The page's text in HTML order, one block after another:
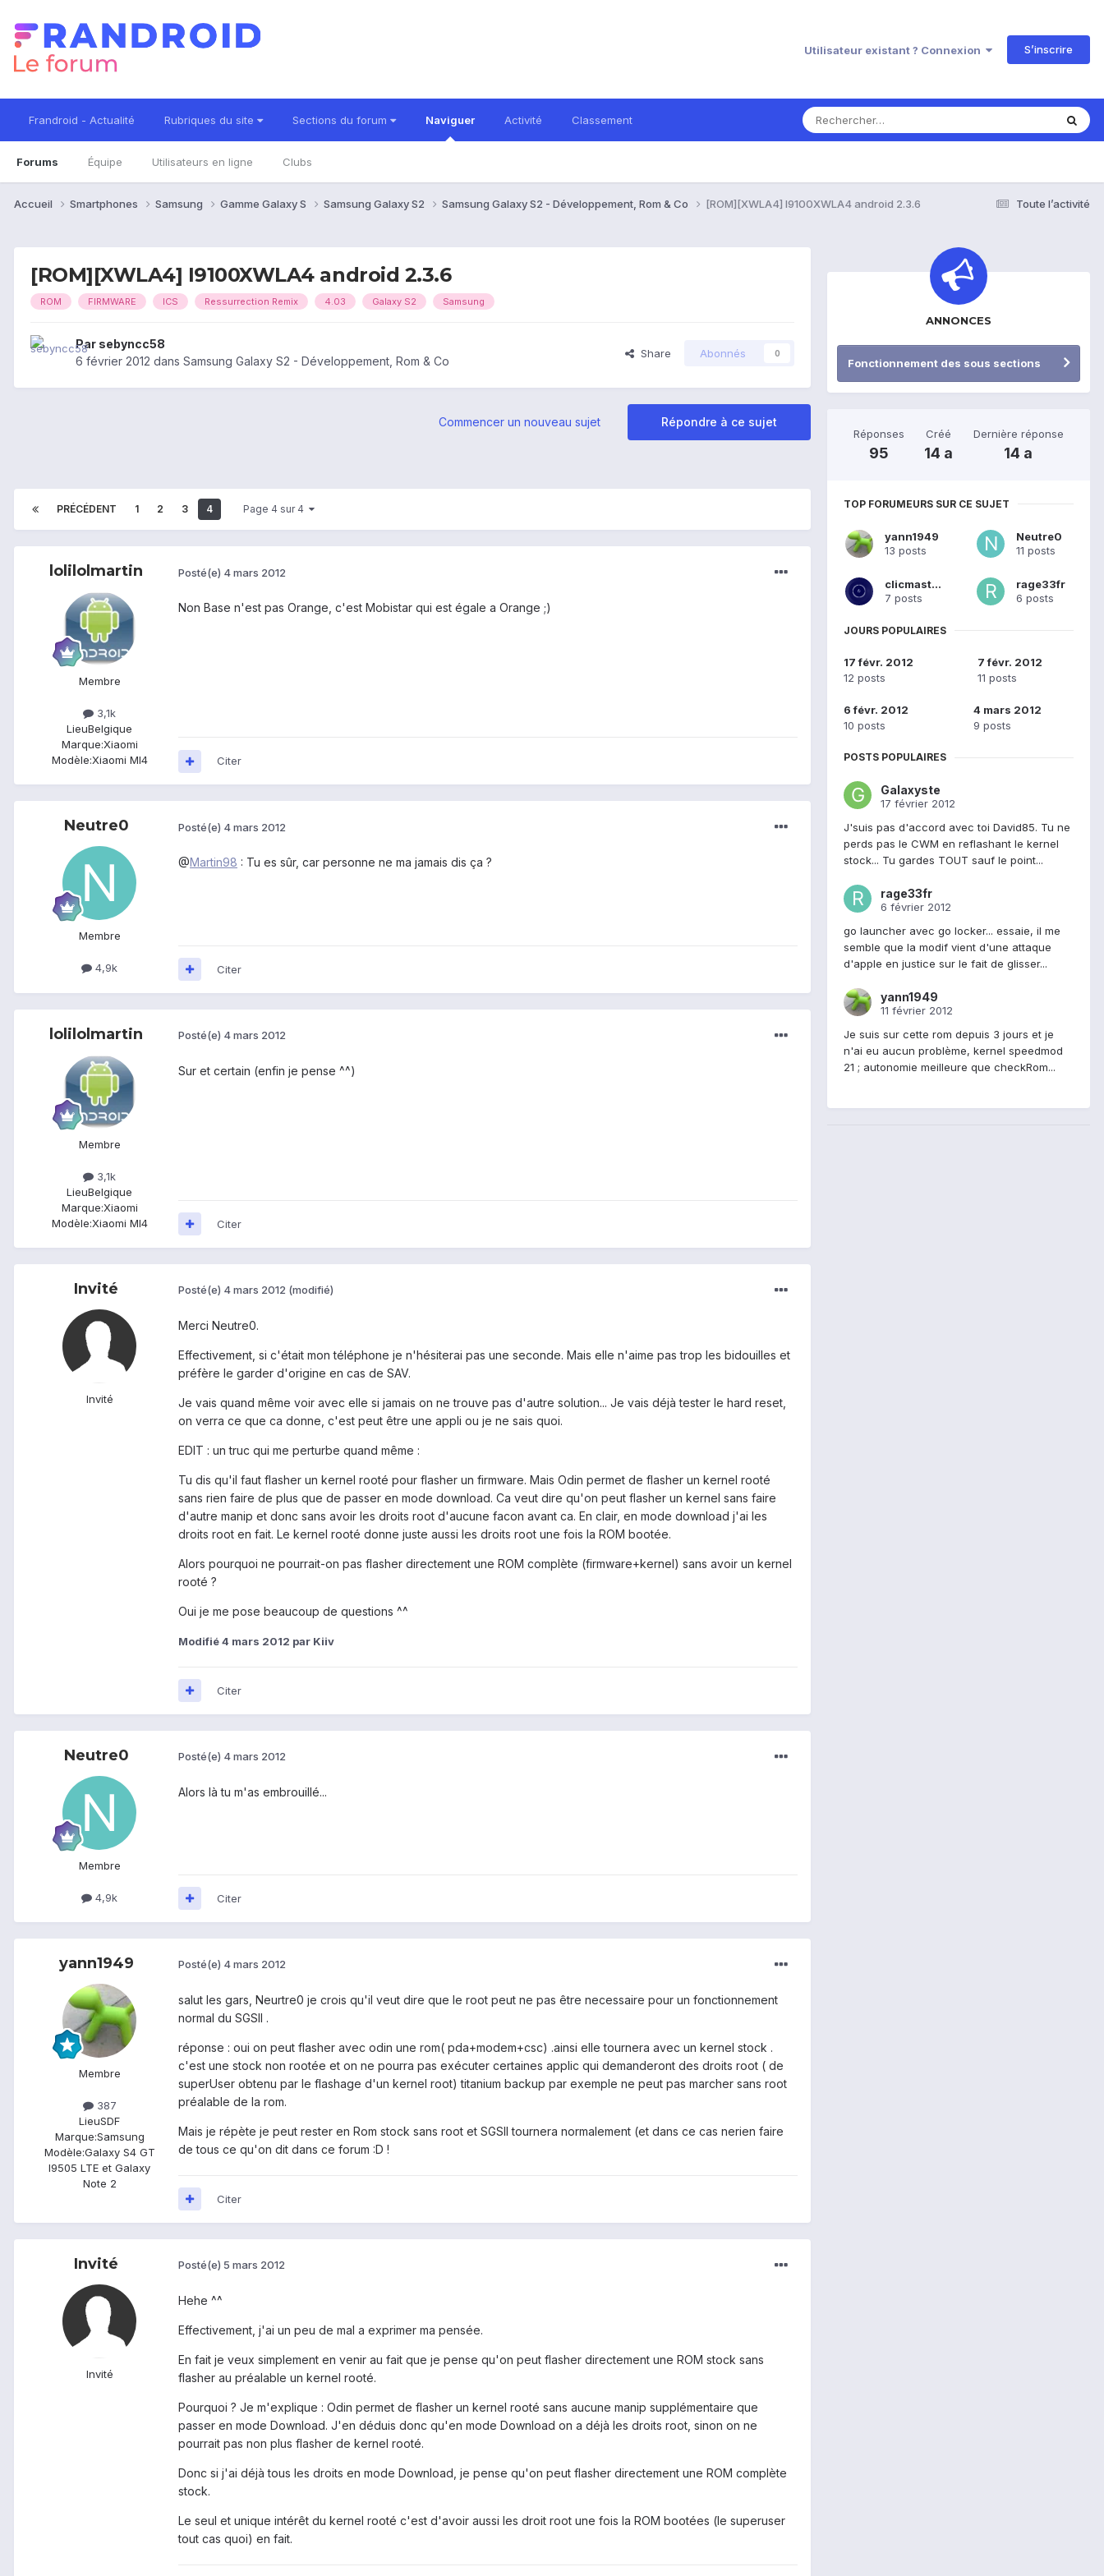
Utilisateur existant ? Connexion S’inscrire
Frandroid - Actualité Rubriques du site Sections du forum Naviguer
Forums Équipe Utilisateurs en ligne Clubs
Activité Classement
Toute l’activité
Accueil Smartphones Samsung Gamme Galaxy S Samsung Galaxy S2 Samsung Galaxy S2 - Développement, Rom & Co [ROM][XWLA4] I9100XWLA4 android 2.3.6
[ROM][XWLA4] I9100XWLA4 android 2.3.6
ROM FIRMWARE ICS Ressurrection Remix 4.03 Galaxy S2 Samsung
Par sebyncc58
6 février 2012 dans Samsung Galaxy S2 - Développement, Rom & Co
Share Abonnés 0
Répondre à ce sujet
Commencer un nouveau sujet
PRÉCÉDENT 1 2 3 4 Page 4 sur 4
lolilolmartin
Membre
3,1k
LieuBelgique
Marque:Xiaomi
Modèle:Xiaomi MI4
Posté(e) 4 mars 2012
Non Base n'est pas Orange, c'est Mobistar qui est égale a Orange ;)
Citer
Neutre0
Membre
4,9k
Posté(e) 4 mars 2012
@Martin98 : Tu es sûr, car personne ne ma jamais dis ça ?
Citer
lolilolmartin
Membre
3,1k
LieuBelgique
Marque:Xiaomi
Modèle:Xiaomi MI4
Posté(e) 4 mars 2012
Sur et certain (enfin je pense ^^)
Citer
Invité
Invité
Posté(e) 4 mars 2012 (modifié)
Merci Neutre0.
Effectivement, si c'était mon téléphone je n'hésiterai pas une seconde. Mais elle n'aime pas trop les bidouilles et
préfère le garder d'origine en cas de SAV.
Je vais quand même voir avec elle si jamais on ne trouve pas d'autre solution... Je vais déjà tester le hard reset,
on verra ce que ca donne, c'est peut être une appli ou je ne sais quoi.
EDIT : un truc qui me perturbe quand même :
Tu dis qu'il faut flasher un kernel rooté pour flasher un firmware. Mais Odin permet de flasher un kernel rooté
sans rien faire de plus que de passer en mode download. Ca veut dire qu'on peut flasher un kernel sans faire
d'autre manip et donc sans avoir les droits root d'aucune facon avant ca. En clair, en mode download j'ai les
droits root en fait. Le kernel rooté donne juste aussi les droits root une fois la ROM bootée.
Alors pourquoi ne pourrait-on pas flasher directement une ROM complète (firmware+kernel) sans avoir un kernel
rooté ?
Oui je me pose beaucoup de questions ^^
Modifié4 mars 2012 par Kiiv
Citer
Neutre0
Membre
4,9k
Posté(e) 4 mars 2012
Alors là tu m'as embrouillé...
Citer
yann1949
Membre
387
LieuSDF
Marque:Samsung
Modèle:Galaxy S4 GT
I9505 LTE et Galaxy
Note 2
Posté(e) 4 mars 2012
salut les gars, Neurtre0 je crois qu'il veut dire que le root peut ne pas être necessaire pour un fonctionnement
normal du SGSII .
réponse : oui on peut flasher avec odin une rom( pda+modem+csc) .ainsi elle tournera avec un kernel stock .
c'est une stock non rootée et on ne pourra pas exécuter certaines applic qui demanderont des droits root ( de
superUser obtenu par le flashage d'un kernel root) titanium backup par exemple ne peut pas marcher sans root
préalable de la rom.
Mais je répète je peut rester en Rom stock sans root et SGSII tournera normalement (et dans ce cas nerien faire
de tous ce qu'on dit dans ce forum :D !
Citer
Invité
Invité
Posté(e) 5 mars 2012
Hehe ^^
Effectivement, j'ai un peu de mal a exprimer ma pensée.
En fait je veux simplement en venir au fait que je pense qu'on peut flasher directement une ROM stock sans
flasher au préalable un kernel rooté.
Pourquoi ? Je m'explique : Odin permet de flasher un kernel rooté sans aucune manip supplémentaire que
passer en mode Download. J'en déduis donc qu'en mode Download on a déjà les droits root, sinon on ne
pourrait pas non plus flasher de kernel rooté.
Donc si j'ai déjà tous les droits en mode Download, je pense qu'on peut flasher directement une ROM complète
stock.
Le seul et unique intérêt du kernel rooté c'est d'avoir aussi les droit root une fois la ROM bootées (le superuser
tout cas quoi) en fait.
ANNONCES
Fonctionnement des sous sections
Réponses
95
Créé
14 a
Dernière réponse
14 a
TOP FORUMEURS SUR CE SUJET
yann1949
13 posts
Neutre0
11 posts
clicmaster
7 posts
rage33fr
6 posts
JOURS POPULAIRES
17 févr. 2012
12 posts
7 févr. 2012
11 posts
6 févr. 2012
10 posts
4 mars 2012
9 posts
POSTS POPULAIRES
Galaxyste
17 février 2012
J'suis pas d'accord avec toi David85. Tu ne
perds pas le CWM en reflashant le kernel
stock... Tu gardes TOUT sauf le point...
rage33fr
6 février 2012
go launcher avec go locker... essaie, il me
semble que la modif vient d'une attaque
d'apple en justice sur le fait de glisser...
yann1949
11 février 2012
Je suis sur cette rom depuis 3 jours et je
n'ai eu aucun problème, kernel speedmod
21 ; autonomie meilleure que checkRom...